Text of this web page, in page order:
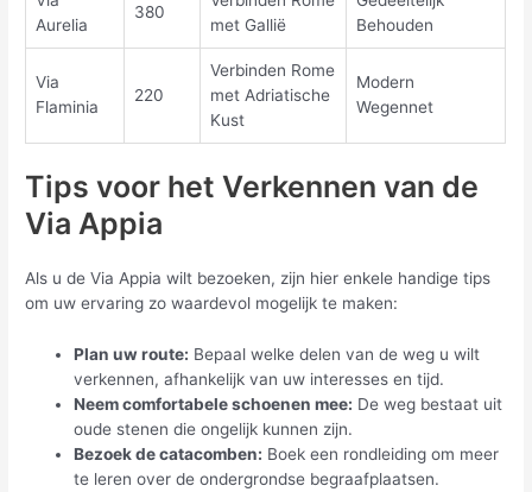
Aurelia
380
met Gallië
Behouden
Via
Flaminia
220
Verbinden Rome
met Adriatische
Kust
Modern
Wegennet
Tips voor het Verkennen van de
Via Appia
Als u de Via Appia wilt bezoeken, zijn hier enkele handige tips
om uw ervaring zo waardevol mogelijk te maken:
Plan uw route: Bepaal welke delen van de weg u wilt
verkennen, afhankelijk van uw interesses en tijd.
Neem comfortabele schoenen mee: De weg bestaat uit
oude stenen die ongelijk kunnen zijn.
Bezoek de catacomben: Boek een rondleiding om meer
te leren over de ondergrondse begraafplaatsen.